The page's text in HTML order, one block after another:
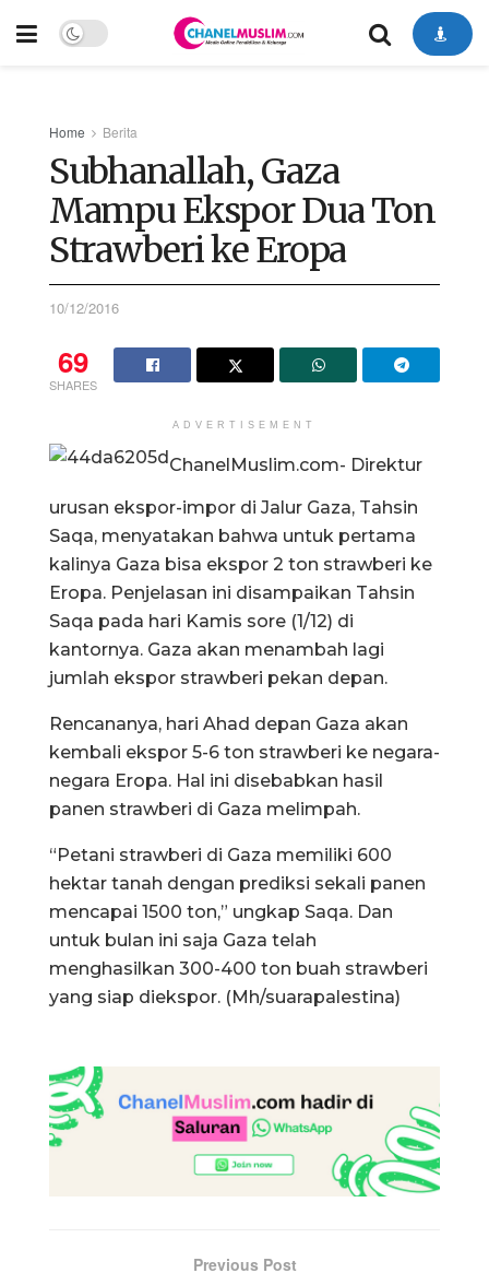
Home Berita
Subhanallah, Gaza
Mampu Ekspor Dua Ton
Strawberi ke Eropa
10/12/2016
69
SHARES
ADVERTISEMENT
ChanelMuslim.com- Direktur
urusan ekspor-impor di Jalur Gaza, Tahsin
Saqa, menyatakan bahwa untuk pertama
kalinya Gaza bisa ekspor 2 ton strawberi ke
Eropa. Penjelasan ini disampaikan Tahsin
Saqa pada hari Kamis sore (1/12) di
kantornya. Gaza akan menambah lagi
jumlah ekspor strawberi pekan depan.
Rencananya, hari Ahad depan Gaza akan
kembali ekspor 5-6 ton strawberi ke negara-
negara Eropa. Hal ini disebabkan hasil
panen strawberi di Gaza melimpah.
“Petani strawberi di Gaza memiliki 600
hektar tanah dengan prediksi sekali panen
mencapai 1500 ton,” ungkap Saqa. Dan
untuk bulan ini saja Gaza telah
menghasilkan 300-400 ton buah strawberi
yang siap diekspor. (Mh/suarapalestina)
Previous Post